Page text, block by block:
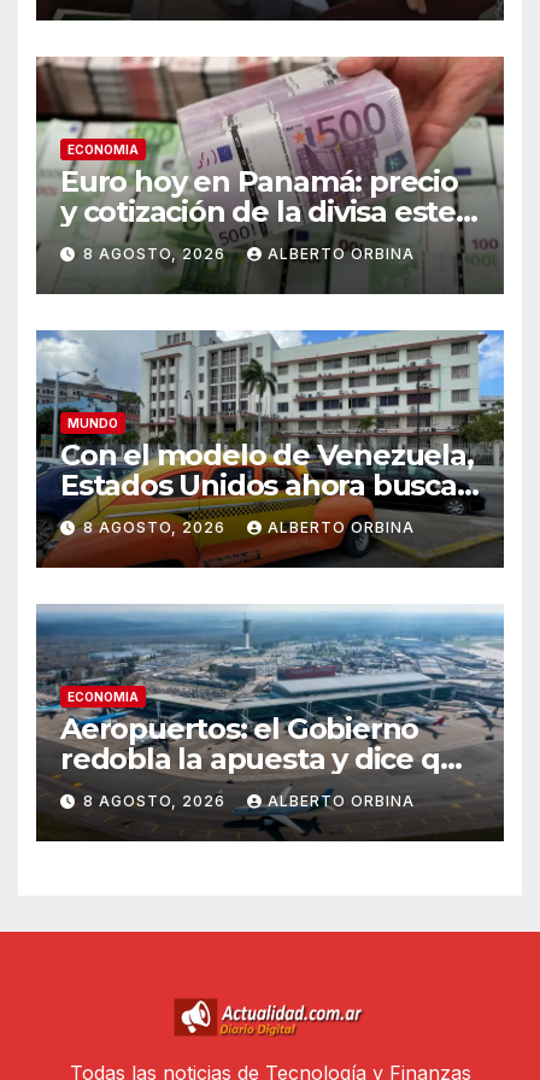
la relación”
ECONOMIA
Euro hoy en Panamá: precio
y cotización de la divisa este
sábado 8 de agosto de 2026
8 AGOSTO, 2026 ALBERTO ORBINA
MUNDO
Con el modelo de Venezuela,
Estados Unidos ahora busca
al próximo líder de Cuba
8 AGOSTO, 2026 ALBERTO ORBINA
ECONOMIA
Aeropuertos: el Gobierno
redobla la apuesta y dice que
la falta de inversiones puede
poner en riesgo la concesión
8 AGOSTO, 2026 ALBERTO ORBINA
Todas las noticias de Tecnología y Finanzas